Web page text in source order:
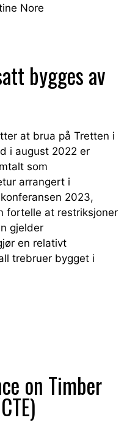
Nore
bygges av
at brua på Tretten i
i august 2022 er
som
arrangert i
2023,
fortelle at restriksjoner
gjelder
en relativt
trebruer bygget i
on Timber